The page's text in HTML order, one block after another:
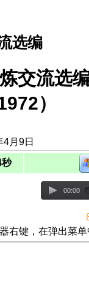
选编
交流选
）
月9日
00:00
右键，在弹出菜